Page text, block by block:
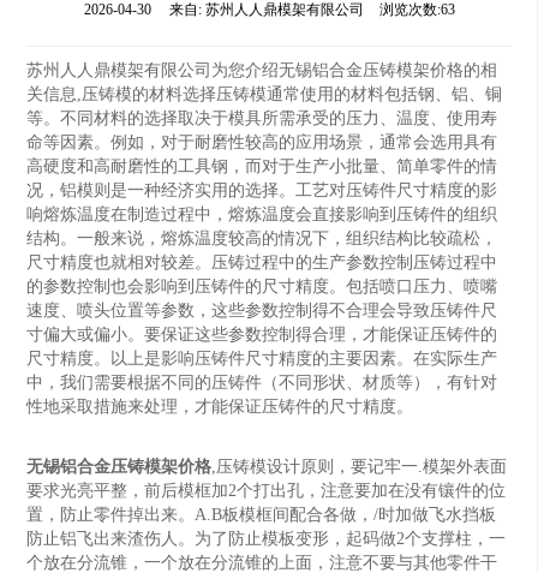
2026-04-30 来自: 苏州人人鼎模架有限公司 浏览次数:63
苏州人人鼎模架有限公司为您介绍无锡铝合金压铸模架价格的相
关信息,压铸模的材料选择压铸模通常使用的材料包括钢、铝、铜
等。不同材料的选择取决于模具所需承受的压力、温度、使用寿
命等因素。例如，对于耐磨性较高的应用场景，通常会选用具有
高硬度和高耐磨性的工具钢，而对于生产小批量、简单零件的情
况，铝模则是一种经济实用的选择。工艺对压铸件尺寸精度的影
响熔炼温度在制造过程中，熔炼温度会直接影响到压铸件的组织
结构。一般来说，熔炼温度较高的情况下，组织结构比较疏松，
尺寸精度也就相对较差。压铸过程中的生产参数控制压铸过程中
的参数控制也会影响到压铸件的尺寸精度。包括喷口压力、喷嘴
速度、喷头位置等参数，这些参数控制得不合理会导致压铸件尺
寸偏大或偏小。要保证这些参数控制得合理，才能保证压铸件的
尺寸精度。以上是影响压铸件尺寸精度的主要因素。在实际生产
中，我们需要根据不同的压铸件（不同形状、材质等），有针对
性地采取措施来处理，才能保证压铸件的尺寸精度。
无锡铝合金压铸模架价格,压铸模设计原则，要记牢一.模架外表面
要求光亮平整，前后模框加2个打出孔，注意要加在没有镶件的位
置，防止零件掉出来。A.B板模框间配合各做，/时加做飞水挡板
防止铝飞出来渣伤人。为了防止模板变形，起码做2个支撑柱，一
个放在分流锥，一个放在分流锥的上面，注意不要与其他零件干